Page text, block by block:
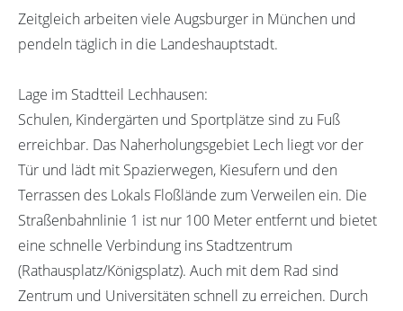
Zeitgleich arbeiten viele Augsburger in München und
pendeln täglich in die Landeshauptstadt.
Lage im Stadtteil Lechhausen:
Schulen, Kindergärten und Sportplätze sind zu Fuß
erreichbar. Das Naherholungsgebiet Lech liegt vor der
Tür und lädt mit Spazierwegen, Kiesufern und den
Terrassen des Lokals Floßlände zum Verweilen ein. Die
Straßenbahnlinie 1 ist nur 100 Meter entfernt und bietet
eine schnelle Verbindung ins Stadtzentrum
(Rathausplatz/Königsplatz). Auch mit dem Rad sind
Zentrum und Universitäten schnell zu erreichen. Durch